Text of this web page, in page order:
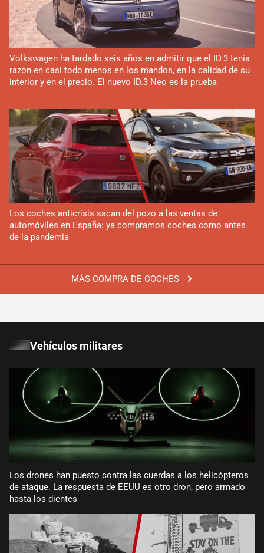
MÁS COMPRA DE COCHES
Volkswagen ha tardado seis años en admitir que el ID.3 tenía
razón en casi todo menos en los mandos, en la calidad de su
interior y en el precio. El nuevo ID.3 Neo es la prueba
Los coches anticrisis sacan del pozo a las ventas de
automóviles en España: ya compramos coches como antes
de la pandemia
Vehículos militares
Los drones han puesto contra las cuerdas a los helicópteros
de ataque. La respuesta de EEUU es otro dron, pero armado
hasta los dientes